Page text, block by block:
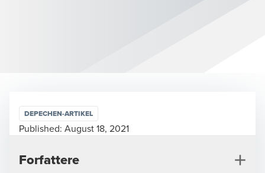
DEPECHEN-ARTIKEL
Published: August 18, 2021
Forfattere